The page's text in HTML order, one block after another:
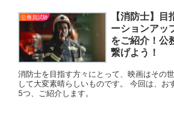
公務員試験
【消防士】
ーションアッ
をご紹介！公
繋げよう！
消防士を目指す方々にとって、映画はその
して大変素晴らしいものです。 今回は、お
5つ、ご紹介します。